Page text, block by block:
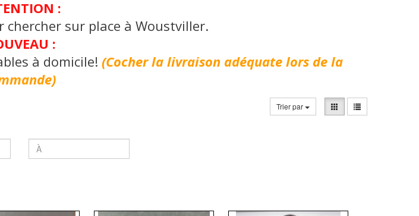
:
chercher sur place à Woustviller.
:
à domicile! (Cocher la livraison adéquate lors de la
Trier par